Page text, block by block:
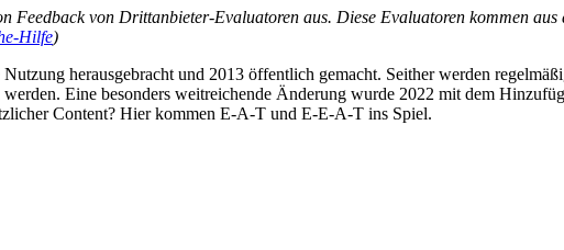
Feedback von Drittanbieter-Evaluatoren aus. Diese Evaluatoren kommen
Hilfe)
herausgebracht und 2013 öffentlich gemacht. Seither werden
werden. Eine besonders weitreichende Änderung wurde 2022 mit dem
Content? Hier kommen E-A-T und E-E-A-T ins Spiel.